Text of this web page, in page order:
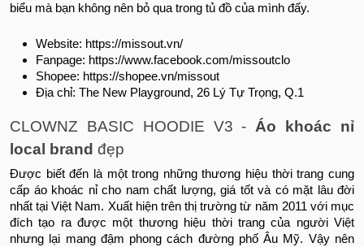
biểu mà bạn không nên bỏ qua trong tủ đồ của mình đấy.
Website: https://missout.vn/
Fanpage: https://www.facebook.com/missoutclo
Shopee: https://shopee.vn/missout
Địa chỉ: The New Playground, 26 Lý Tự Trọng, Q.1
CLOWNZ BASIC HOODIE V3 - Áo khoác nỉ
local brand đẹp
Được biết đến là một trong những thương hiệu thời trang cung
cấp áo khoác nỉ cho nam chất lượng, giá tốt và có mặt lâu đời
nhất tại Việt Nam. Xuất hiện trên thị trường từ năm 2011 với mục
đích tạo ra được một thương hiệu thời trang của người Việt
nhưng lại mang đậm phong cách đường phố Âu Mỹ. Vậy nên